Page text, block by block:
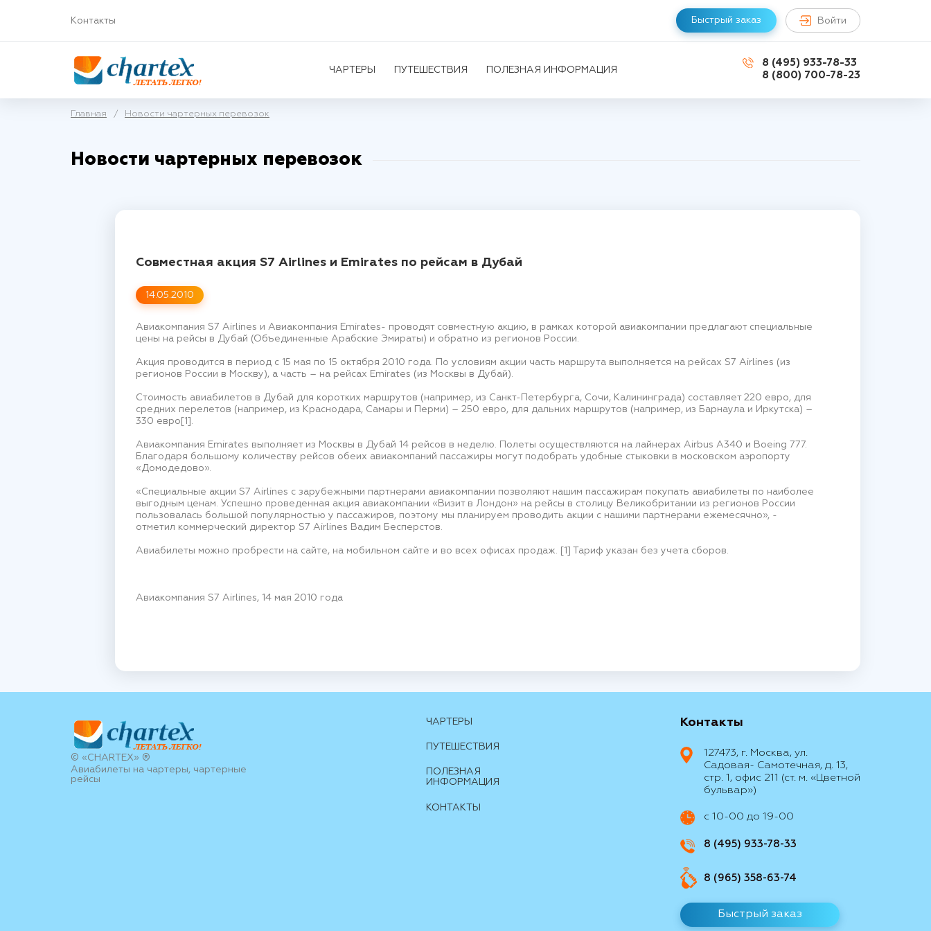
Контакты Быстрый заказ Войти
ЧАРТЕРЫ ПУТЕШЕСТВИЯ ПОЛЕЗНАЯ ИНФОРМАЦИЯ
8 (495) 933-78-33
8 (800) 700-78-23
Главная / Новости чартерных перевозок
Новости чартерных перевозок
14.05.2010
Совместная акция S7 Airlines и Emirates по рейсам в Дубай
Авиакомпания S7 Airlines и Авиакомпания Emirates- проводят совместную акцию, в рамках которой авиакомпании предлагают специальные
цены на рейсы в Дубай (Объединенные Арабские Эмираты) и обратно из регионов России.
Акция проводится в период с 15 мая по 15 октября 2010 года. По условиям акции часть маршрута выполняется на рейсах S7 Airlines (из
регионов России в Москву), а часть – на рейсах Emirates (из Москвы в Дубай).
Стоимость авиабилетов в Дубай для коротких маршрутов (например, из Санкт-Петербурга, Сочи, Калининграда) составляет 220 евро, для
средних перелетов (например, из Краснодара, Самары и Перми) – 250 евро, для дальних маршрутов (например, из Барнаула и Иркутска) –
330 евро[1].
Авиакомпания Emirates выполняет из Москвы в Дубай 14 рейсов в неделю. Полеты осуществляются на лайнерах Airbus A340 и Boeing 777.
Благодаря большому количеству рейсов обеих авиакомпаний пассажиры могут подобрать удобные стыковки в московском аэропорту
«Домодедово».
«Специальные акции S7 Airlines с зарубежными партнерами авиакомпании позволяют нашим пассажирам покупать авиабилеты по наиболее
выгодным ценам. Успешно проведенная акция авиакомпании «Визит в Лондон» на рейсы в столицу Великобритании из регионов России
пользовалась большой популярностью у пассажиров, поэтому мы планируем проводить акции с нашими партнерами ежемесячно», -
отметил коммерческий директор S7 Airlines Вадим Бесперстов.
Авиабилеты можно пробрести на сайте, на мобильном сайте и во всех офисах продаж. [1] Тариф указан без учета сборов.
Авиакомпания S7 Airlines, 14 мая 2010 года
© «CHARTEX» ®
Авиабилеты на чартеры, чартерные
рейсы
ЧАРТЕРЫ
ПУТЕШЕСТВИЯ
ПОЛЕЗНАЯ
ИНФОРМАЦИЯ
КОНТАКТЫ
Контакты
127473, г. Москва, ул.
Садовая- Самотечная, д. 13,
стр. 1, офис 211 (ст. м. «Цветной
бульвар»)
с 10-00 до 19-00
8 (495) 933-78-33
8 (965) 358-63-74
Быстрый заказ